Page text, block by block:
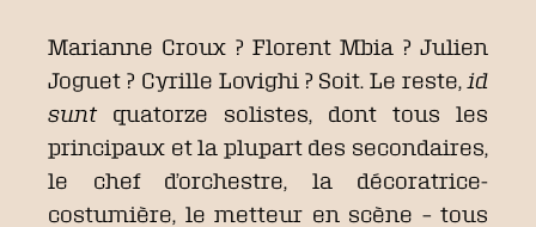
Marianne Croux ? Florent Mbia ? Julien
Joguet ? Cyrille Lovighi ? Soit. Le reste, id
suntquatorze solistes, dont tous les
principaux et la plupart des secondaires,
le chef d’orchestre, la décoratrice-
costumière, le metteur en scène – tous